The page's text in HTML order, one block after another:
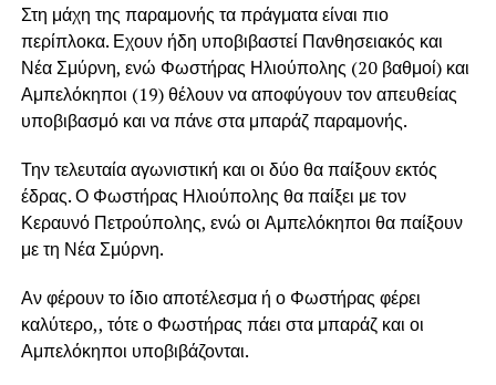
Στη μάχη της παραμονής τα πράγματα είναι πιο
περίπλοκα. Εχουν ήδη υποβιβαστεί Πανθησειακός και
Νέα Σμύρνη, ενώ Φωστήρας Ηλιούπολης (20 βαθμοί) και
Αμπελόκηποι (19) θέλουν να αποφύγουν τον απευθείας
υποβιβασμό και να πάνε στα μπαράζ παραμονής.
Την τελευταία αγωνιστική και οι δύο θα παίξουν εκτός
έδρας. Ο Φωστήρας Ηλιούπολης θα παίξει με τον
Κεραυνό Πετρούπολης, ενώ οι Αμπελόκηποι θα παίξουν
με τη Νέα Σμύρνη.
Αν φέρουν το ίδιο αποτέλεσμα ή ο Φωστήρας φέρει
καλύτερο,, τότε ο Φωστήρας πάει στα μπαράζ και οι
Αμπελόκηποι υποβιβάζονται.